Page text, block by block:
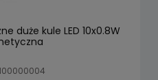
duże kule LED 10x0.8W